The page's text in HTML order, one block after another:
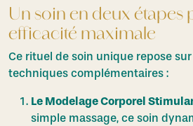
Un soin en deux étapes
efficacité maximale
Ce rituel de soin unique repose
techniques complémentaires :
Le Modelage Corporel
simple massage, ce soin